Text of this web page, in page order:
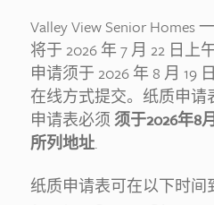
Valley View Senior Homes
将于 2026 年 7 月 22 日上
申请须于 2026 年 8 月 19
在线方式提交。纸质申
申请表必须 须于2026年8
所列地址.
纸质申请表可在以下时间